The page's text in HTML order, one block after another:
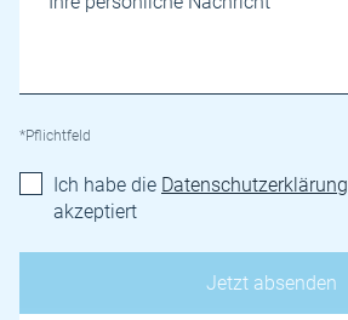
*Pflichtfeld
Ich habe die Datenschutzerklärung
akzeptiert